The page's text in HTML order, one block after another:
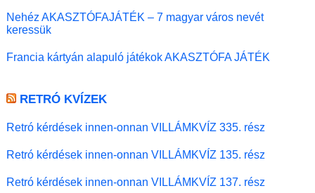
Nehéz AKASZTÓFAJÁTÉK – 7 magyar város nevét
keressük
Francia kártyán alapuló játékok AKASZTÓFA JÁTÉK
RETRÓ KVÍZEK
Retró kérdések innen-onnan VILLÁMKVÍZ 335. rész
Retró kérdések innen-onnan VILLÁMKVÍZ 135. rész
Retró kérdések innen-onnan VILLÁMKVÍZ 137. rész